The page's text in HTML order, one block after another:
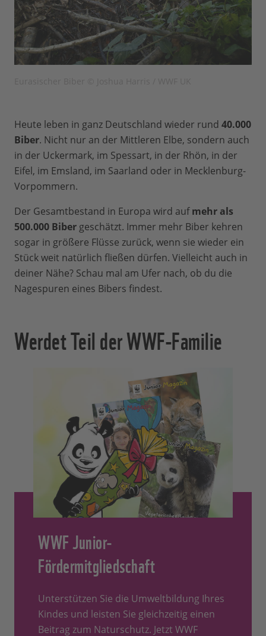
Heute leben in ganz Deutschland wieder rund 40.000
Biber. Nicht nur an der Mittleren Elbe, sondern auch
in der Uckermark, im Spessart, in der Rhön, in der
Eifel, im Emsland, im Saarland oder in Mecklenburg-
Vorpommern.
Der Gesamtbestand in Europa wird aufmehr als
500.000 Biber geschätzt. Immer mehr Biber kehren
sogar in größere Flüsse zurück, wenn sie wieder ein
Stück weit natürlich fließen dürfen. Vielleicht auch in
deiner Nähe? Schau mal am Ufer nach, ob du die
Nagespuren eines Bibers findest.
Werdet Teil der WWF-Familie
WWF Junior-
Fördermitgliedschaft
Unterstützen Sie die Umweltbildung Ihres
Kindes und leisten Sie gleichzeitig einen
Beitrag zum Naturschutz. Jetzt WWF